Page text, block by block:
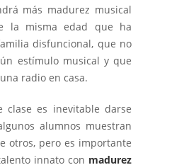
más madurez musical
la misma edad que ha
disfuncional, que no
estímulo musical y que
radio en casa.
clase es inevitable darse
alumnos muestran
otros, pero es importante
innato con madurez